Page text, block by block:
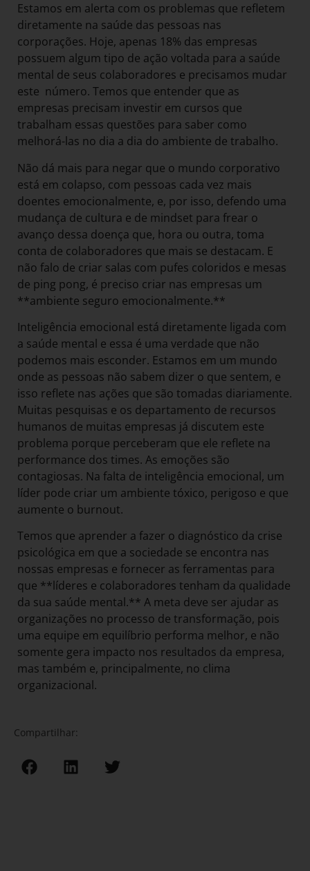
Estamos em alerta com os problemas que refletem
diretamente na saúde das pessoas nas
corporações. Hoje, apenas 18% das empresas
possuem algum tipo de ação voltada para a saúde
mental de seus colaboradores e precisamos mudar
este número. Temos que entender que as
empresas precisam investir em cursos que
trabalham essas questões para saber como
melhorá-las no dia a dia do ambiente de trabalho.
Não dá mais para negar que o mundo corporativo
está em colapso, com pessoas cada vez mais
doentes emocionalmente, e, por isso, defendo uma
mudança de cultura e de mindset para frear o
avanço dessa doença que, hora ou outra, toma
conta de colaboradores que mais se destacam. E
não falo de criar salas com pufes coloridos e mesas
de ping pong, é preciso criar nas empresas um
**ambiente seguro emocionalmente.**
Inteligência emocional está diretamente ligada com
a saúde mental e essa é uma verdade que não
podemos mais esconder. Estamos em um mundo
onde as pessoas não sabem dizer o que sentem, e
isso reflete nas ações que são tomadas diariamente.
Muitas pesquisas e os departamento de recursos
humanos de muitas empresas já discutem este
problema porque perceberam que ele reflete na
performance dos times. As emoções são
contagiosas. Na falta de inteligência emocional, um
líder pode criar um ambiente tóxico, perigoso e que
aumente o burnout.
Temos que aprender a fazer o diagnóstico da crise
psicológica em que a sociedade se encontra nas
nossas empresas e fornecer as ferramentas para
que **líderes e colaboradores tenham da qualidade
da sua saúde mental.** A meta deve ser ajudar as
organizações no processo de transformação, pois
uma equipe em equilíbrio performa melhor, e não
somente gera impacto nos resultados da empresa,
mas também e, principalmente, no clima
organizacional.
Compartilhar: